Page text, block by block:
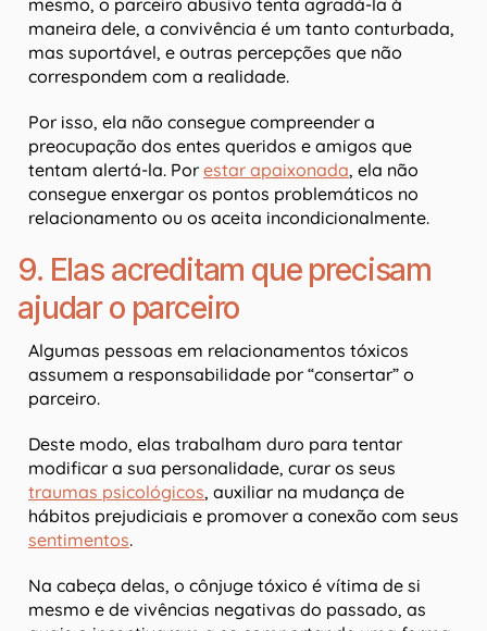
mesmo, o parceiro abusivo tenta agradá-la à
maneira dele, a convivência é um tanto conturbada,
mas suportável, e outras percepções que não
correspondem com a realidade.
Por isso, ela não consegue compreender a
preocupação dos entes queridos e amigos que
tentam alertá-la. Por estar apaixonada, ela não
consegue enxergar os pontos problemáticos no
relacionamento ou os aceita incondicionalmente.
9. Elas acreditam que precisam
ajudar o parceiro
Algumas pessoas em relacionamentos tóxicos
assumem a responsabilidade por “consertar” o
parceiro.
Deste modo, elas trabalham duro para tentar
modificar a sua personalidade, curar os seus
traumas psicológicos, auxiliar na mudança de
hábitos prejudiciais e promover a conexão com seus
sentimentos.
Na cabeça delas, o cônjuge tóxico é vítima de si
mesmo e de vivências negativas do passado, as